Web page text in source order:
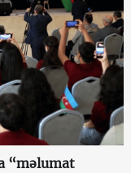
“məlumat